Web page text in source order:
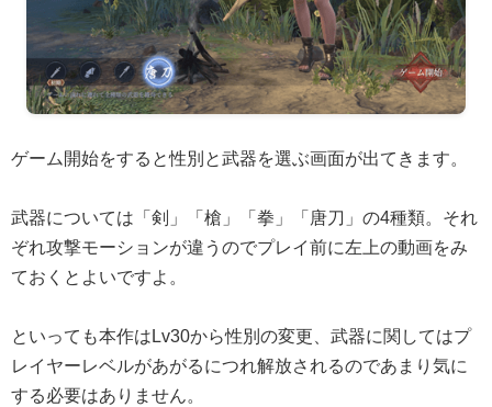
ゲーム開始をすると性別と武器を選ぶ画面が出てきます。
武器については「剣」「槍」「拳」「唐刀」の4種類。それ
ぞれ攻撃モーションが違うのでプレイ前に左上の動画をみ
ておくとよいですよ。
といっても本作はLv30から性別の変更、武器に関してはプ
レイヤーレベルがあがるにつれ解放されるのであまり気に
する必要はありません。